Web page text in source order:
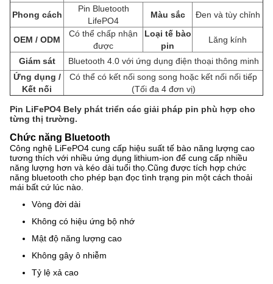
Phong cách
Pin Bluetooth
LifePO4
Màu sắc Đen và tùy chỉnh
OEM / ODM
Có thể chấp nhận
được
Loại tế bào
pin
Lăng kính
Giám sát
Bluetooth 4.0 với ứng dụng điện thoại thông minh
Ứng dụng /
Kết nối
Có thể có kết nối song song hoặc kết nối nối tiếp
(Tối đa 4 đơn vị)
Pin LiFePO4 Bely phát triển các giải pháp pin phù hợp cho
từng thị trường.
Chức năng Bluetooth
Công nghệ LiFePO4 cung cấp hiệu suất tế bào năng lượng cao
tương thích với nhiều ứng dụng lithium-ion để cung cấp nhiều
năng lượng hơn và kéo dài tuổi thọ.Cũng được tích hợp chức
năng bluetooth cho phép bạn đọc tình trạng pin một cách thoải
mái bất cứ lúc nào.
Vòng đời dài
Không có hiệu ứng bộ nhớ
Mật độ năng lượng cao
Không gây ô nhiễm
Tỷ lệ xả cao